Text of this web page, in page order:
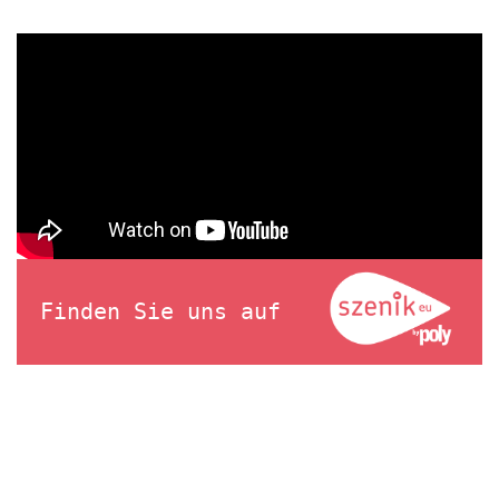
Finden Sie uns auf